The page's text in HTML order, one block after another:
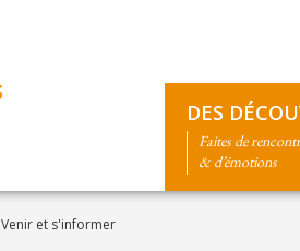
DES
Faites de
& d’émotions
Venir et s'informer